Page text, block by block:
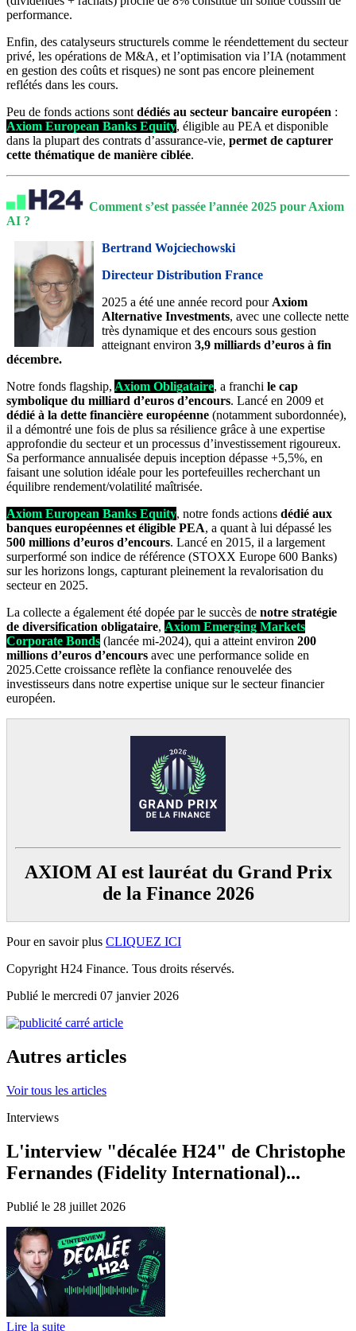
performance.
Enfin, des catalyseurs structurels comme le réendettement du secteur
privé, les opérations de M&A, et l’optimisation via l’IA (notamment
en gestion des coûts et risques) ne sont pas encore pleinement
reflétés dans les cours.
Peu de fonds actions sont dédiés au secteur bancaire européen :
Axiom European Banks Equity, éligible au PEA et disponible
dans la plupart des contrats d’assurance-vie, permet de capturer
cette thématique de manière ciblée.
Comment s’est passée l’année 2025 pour Axiom
AI ?
Bertrand Wojciechowski
Directeur Distribution France
2025 a été une année record pour Axiom
Alternative Investments, avec une collecte nette
très dynamique et des encours sous gestion
atteignant environ 3,9 milliards d’euros à fin
décembre.
Notre fonds flagship, Axiom Obligataire, a franchi le cap
symbolique du milliard d’euros d’encours. Lancé en 2009 et
dédié à la dette financière européenne (notamment subordonnée),
il a démontré une fois de plus sa résilience grâce à une expertise
approfondie du secteur et un processus d’investissement rigoureux.
Sa performance annualisée depuis inception dépasse +5,5%, en
faisant une solution idéale pour les portefeuilles recherchant un
équilibre rendement/volatilité maîtrisée.
Axiom European Banks Equity, notre fonds actions dédié aux
banques européennes et éligible PEA, a quant à lui dépassé les
500 millions d’euros d’encours. Lancé en 2015, il a largement
surperformé son indice de référence (STOXX Europe 600 Banks)
sur les horizons longs, capturant pleinement la revalorisation du
secteur en 2025.
La collecte a également été dopée par le succès de notre stratégie
de diversification obligataire, Axiom Emerging Markets
Corporate Bonds (lancée mi-2024), qui a atteint environ 200
millions d’euros d’encours avec une performance solide en
2025.Cette croissance reflète la confiance renouvelée des
investisseurs dans notre expertise unique sur le secteur financier
européen.
AXIOM AI est lauréat du Grand Prix
de la Finance 2026
Pour en savoir plus CLIQUEZ ICI
Copyright H24 Finance. Tous droits réservés.
Publié le mercredi 07 janvier 2026
Autres articles
Voir tous les articles
Interviews
L'interview "décalée H24" de Christophe
Fernandes (Fidelity International)...
Publié le 28 juillet 2026
Lire la suite